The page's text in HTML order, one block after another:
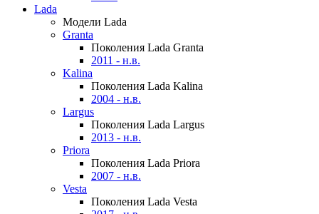
Lada
Модели Lada
Granta
Поколения Lada Granta
2011 - н.в.
Kalina
Поколения Lada Kalina
2004 - н.в.
Largus
Поколения Lada Largus
2013 - н.в.
Priora
Поколения Lada Priora
2007 - н.в.
Vesta
Поколения Lada Vesta